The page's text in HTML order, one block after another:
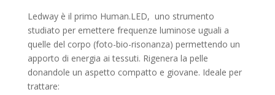
Ledway è il primo Human.LED, uno strumento
studiato per emettere frequenze luminose uguali a
quelle del corpo (foto-bio-risonanza) permettendo un
apporto di energia ai tessuti. Rigenera la pelle
donandole un aspetto compatto e giovane. Ideale per
trattare: